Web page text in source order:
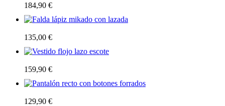
184,90 €
135,00 €
159,90 €
129,90 €